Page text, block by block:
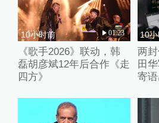
10小时前 01:23
《歌手2026》联动，韩
磊胡彦斌12年后合作《走
四方》
10
两
田
寄